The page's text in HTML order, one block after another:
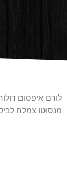
לורם איפסום
מנסוטו צמלח